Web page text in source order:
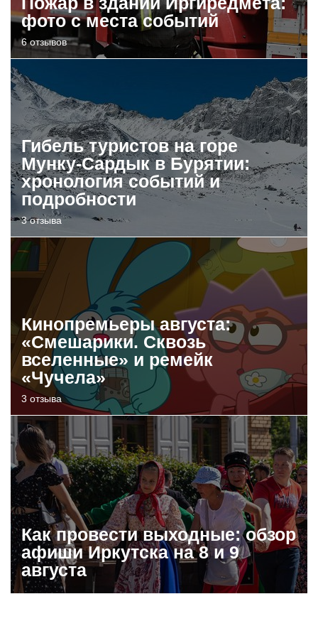
фото с места событий
6 отзывов
Гибель туристов на горе
Мунку-Сардык в Бурятии:
хронология событий и
подробности
3 отзыва
Кинопремьеры августа:
«Смешарики. Сквозь
вселенные» и ремейк
«Чучела»
3 отзыва
Как провести выходные: обзор
афиши Иркутска на 8 и 9
августа